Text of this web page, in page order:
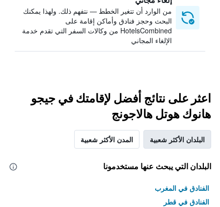
من الوارد أن تتغير الخطط — نتفهم ذلك. ولهذا يمكنك
البحث وحجز فنادق وأماكن إقامة على
HotelsCombined من وكالات السفر التي تقدم خدمة
الإلغاء المجاني
اعثر على نتائج أفضل لإقامتك في جيجو
هانوك هوتل هالاجونج
البلدان الأكثر شعبية المدن الأكثر شعبية
البلدان التي يبحث عنها مستخدمونا
الفنادق في المغرب
الفنادق في قطر